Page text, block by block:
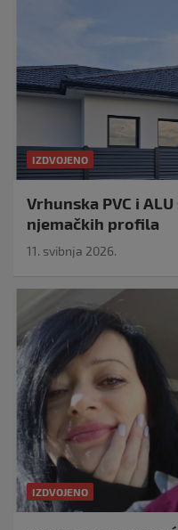
IZDVOJENO
Vrhunska PVC i
njemačkih profila
11. svibnja 2026.
IZDVOJENO